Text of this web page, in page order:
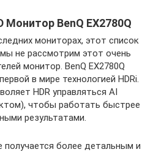
Монитор BenQ EX2780Q
мониторах, этот список
не рассмотрим этот очень
монитор. BenQ EX2780Q
в мире технологией HDRi.
HDR управляться AI
чтобы работать быстрее
результатами.
получается более детальным и